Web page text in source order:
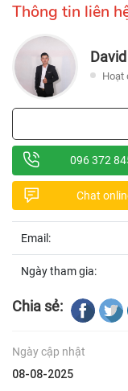
Thông tin liên
Hoạt
096 372
Chat
Email:
Ngày tham gia:
Chia sẻ:
Ngày cập nhật
08-08-2025